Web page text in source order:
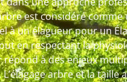
est considéré comme
à un élagueur pour un
en respectant la
répond à des enjeux
arbre et la taille